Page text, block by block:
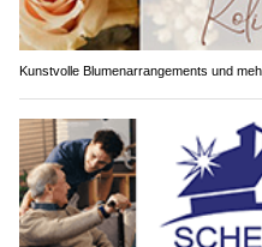
Kunstvolle Blumenarrangements und